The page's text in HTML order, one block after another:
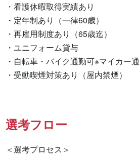
・看護休暇取得実績あり
・定年制あり（一律60歳）
・再雇用制度あり（65歳迄）
・ユニフォーム貸与
・自転車・バイク通勤可※マイカー
・受動喫煙対策あり（屋内禁煙）
選考フロー
＜選考プロセス＞